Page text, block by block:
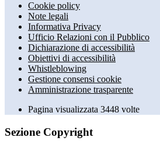
Cookie policy
Note legali
Informativa Privacy
Ufficio Relazioni con il Pubblico
Dichiarazione di accessibilità
Obiettivi di accessibilità
Whistleblowing
Gestione consensi cookie
Amministrazione trasparente
Pagina visualizzata 3448 volte
Sezione Copyright